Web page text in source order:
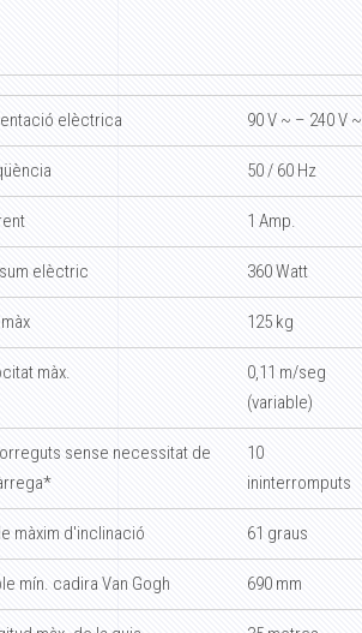
elèctrica 90 V ~ – 240 V ~
50 / 60 Hz
1 Amp.
elèctric 360 Watt
125 kg
màx.
0,11 m/seg
(variable)
sense necessitat de
10
ininterromputs
màxim d'inclinació 61 graus
mín. cadira Van Gogh 690 mm